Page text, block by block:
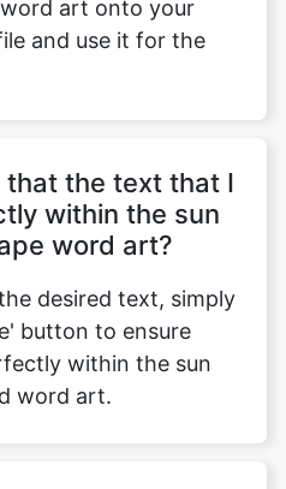
art onto your
and use it for the
that the text that I
within the sun
word art?
desired text, simply
button to ensure
within the sun
word art.